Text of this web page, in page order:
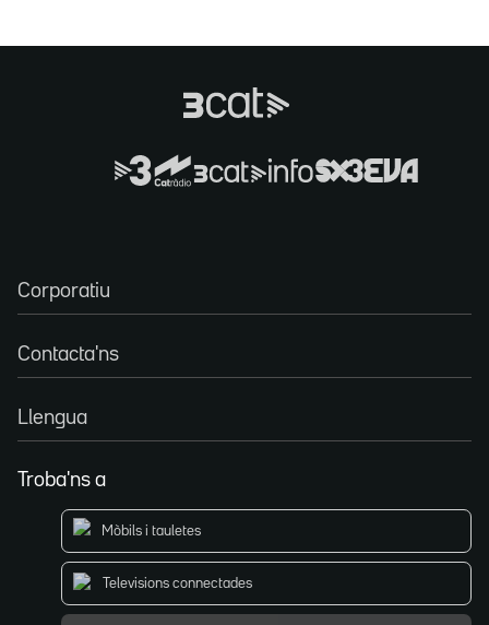
Corporatiu
Contacta'ns
Llengua
Troba'ns a
Mòbils i tauletes
Televisions connectades